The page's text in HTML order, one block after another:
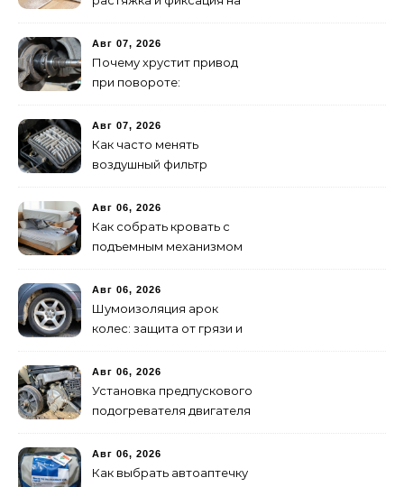
руководство
Авг 07, 2026
Почему хрустит привод
при повороте:
Авг 07, 2026
Как часто менять
воздушный фильтр
признаки износа
Авг 06, 2026
Как собрать кровать с
подъемным механизмом
инструкция
Авг 06, 2026
Шумоизоляция арок
колес: защита от грязи и
Авг 06, 2026
Установка предпускового
подогревателя двигателя
Авг 06, 2026
Как выбрать автоаптечку